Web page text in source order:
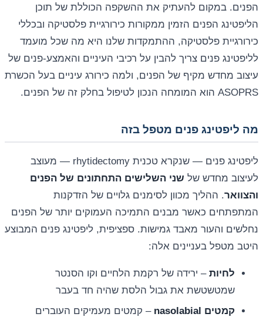
הפנים. במקום להעתיק את ההשקפה הכוללת של תוכן
הליפטינג הפנים הזמין ממקורות כירורגיית פלסטיקה ובכללי
כירורגיית פלסטיקה, ההתמקדות שלנו היא מה שכל מועמד
לליפטינג פנים צריך להבין על רכיבי העיניים והאמצע-פנים של
עיצוב מחדש מקיף של הפנים, ולמה כירורג עיניים בעל הכשרת
ASOPRS הוא המומחה הנכון לטיפול בחלק זה של הפנים.
מה ליפטינג פנים מטפל בזה
ליפטינג פנים — שנקרא טכנית rhytidectomy — מעוצב
לעיצוב מחדש של שני השלישים התחתונים של הפנים
והצוואר. ההליך מכוון לסימנים גלויים של הזדקנות
המתפתחים כאשר מבנים התמיכה העמוקים יותר של הפנים
נחלשים והעור מאבד גמישות. ספציפית, ליפטינג פנים המבוצע
היטב מטפל בעניינים אלה:
לחיות – ירידה של רקמת הלחיים וקו הסנטר
שמטשטשת את גבול הלסת שהיה חד בעבר
קמטים nasolabial
– קמטים מעמיקים העוברים